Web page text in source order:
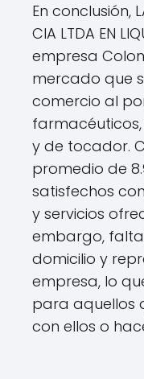
En conclusión,
CIA LTDA EN
empresa
mercado que
comercio al
y de tocador.
promedio de
satisfechos
y servicios
embargo,
domicilio y
empresa, lo
para aquellos
con ellos o